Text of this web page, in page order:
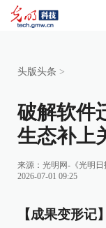
头版头条 >
破解软
生态补上
来源： 光明网-《光明日
2026-07-01 09:25
【成果变形记】